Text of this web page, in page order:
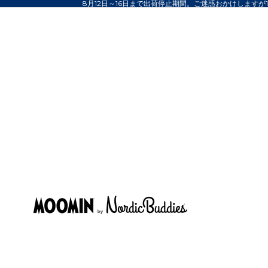
8月12日～16日まで出荷停止期間。ご迷惑おかけします